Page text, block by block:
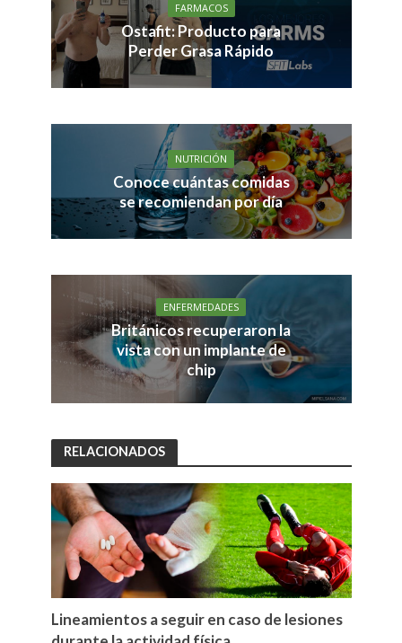
FARMACOS
Ostafit: Producto para
Perder Grasa Rápido
NUTRICIÓN
Conoce cuántas comidas
se recomiendan por día
ENFERMEDADES
Británicos recuperaron la
vista con un implante de
chip
RELACIONADOS
Lineamientos a seguir en caso de lesiones